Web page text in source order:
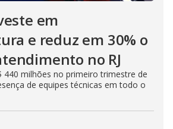
em
e reduz em 30% o
no RJ
440 milhões no primeiro trimestre de
de equipes técnicas em todo o